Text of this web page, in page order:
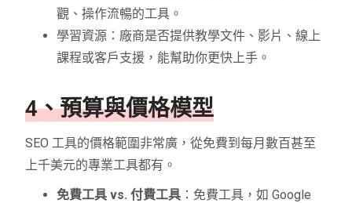
觀、操作流暢的工具。
學習資源：廠商是否提供教學文件、影片、線上
課程或客戶支援，能幫助你更快上手。
4、預算與價格模型
SEO 工具的價格範圍非常廣，從免費到每月數百甚至
上千美元的專業工具都有。
免費工具 vs. 付費工具 ：免費工具，如 Google